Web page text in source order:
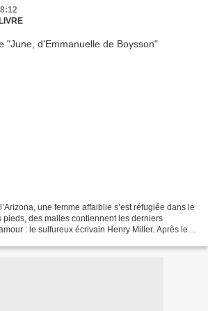
une femme affaiblie s’est réfugiée dans le
pieds, des malles contiennent les derniers
: le sulfureux écrivain Henry Miller. Après leur